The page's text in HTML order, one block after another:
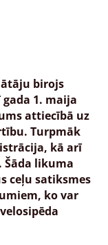
birojs
1. maija
attiecībā uz
Turpmāk
kā arī
Šāda likuma
ceļu satiksmes
ko var